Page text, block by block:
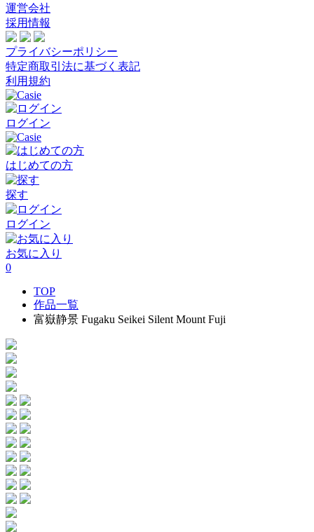
運営会社
採用情報
プライバシーポリシー
特定商取引法に基づく表記
利用規約
ログイン
はじめての方
探す
ログイン
お気に入り
0
TOP
作品一覧
富嶽静景 Fugaku Seikei Silent Mount Fuji